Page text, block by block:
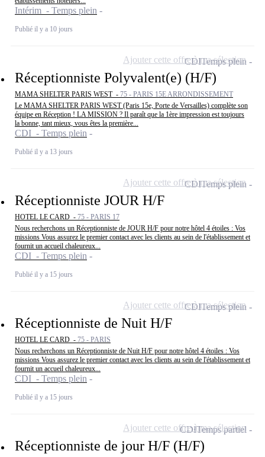
Intérim - Temps plein
Publié il y a 10 jours
Réceptionniste Polyvalent(e) (H/F)
MAMA SHELTER PARIS WEST - 75 - PARIS 15E ARRONDISSEMENT
Le MAMA SHELTER PARIS WEST (Paris 15e, Porte de Versailles) complète son
équipe en Réception ! LA MISSION ? Il paraît que la 1ère impression est toujours
la bonne, tant mieux, vous êtes la première...
CDI - Temps plein
Publié il y a 13 jours
CDITemps plein
Ajouter cette offre à ma sélection
Réceptionniste JOUR H/F
HOTEL LE CARD - 75 - PARIS 17
Nous recherchons un Réceptionniste de JOUR H/F pour notre hôtel 4 étoiles : Vos
missions Vous assurez le premier contact avec les clients au sein de l'établissement et
fournit un accueil chaleureux...
CDI - Temps plein
Publié il y a 15 jours
CDITemps plein
Ajouter cette offre à ma sélection
Réceptionniste de Nuit H/F
HOTEL LE CARD - 75 - PARIS
Nous recherchons un Réceptionniste de Nuit H/F pour notre hôtel 4 étoiles : Vos
missions Vous assurez le premier contact avec les clients au sein de l'établissement et
fournit un accueil chaleureux...
CDI - Temps plein
Publié il y a 15 jours
CDITemps plein
Ajouter cette offre à ma sélection
Réceptionniste de jour H/F (H/F)
CDITemps partiel
Ajouter cette offre à ma sélection